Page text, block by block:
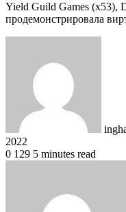
Yield Guild Games (x53),
продемонстрировала
2022
0 129 5 minutes read